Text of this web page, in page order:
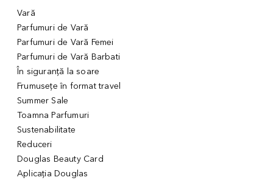
Vară
Parfumuri de Vară
Parfumuri de Vară Femei
Parfumuri de Vară Barbati
În siguranță la soare
Frumusețe în format travel
Summer Sale
Toamna Parfumuri
Sustenabilitate
Reduceri
Douglas Beauty Card
Aplicația Douglas